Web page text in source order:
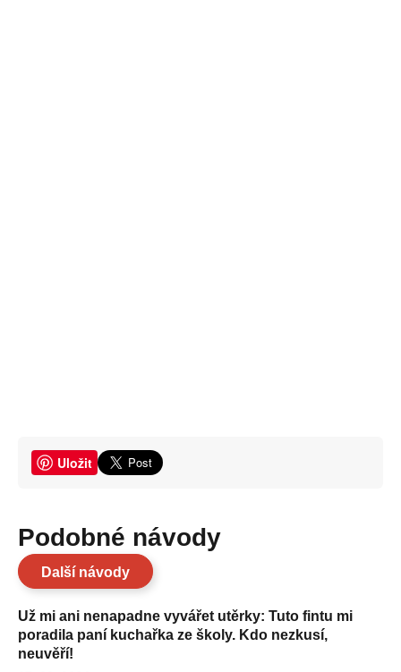
Uložit
Podobné návody
Další návody
Už mi ani nenapadne vyvářet utěrky: Tuto fintu mi
poradila paní kuchařka ze školy. Kdo nezkusí,
neuvěří!